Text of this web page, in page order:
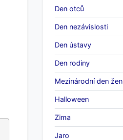
Den otců
Den nezávislosti
Den ústavy
Den rodiny
Mezinárodní den žen
Halloween
Zima
Jaro